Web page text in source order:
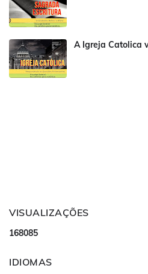
A Igreja Catolica
VISUALIZAÇÕES
168085
IDIOMAS